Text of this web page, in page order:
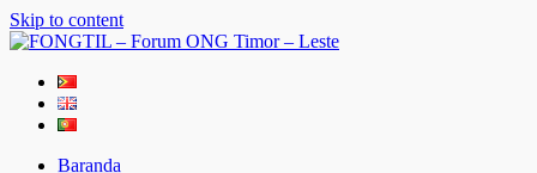
Skip to content
FONGTIL – Forum ONG Timor – Leste
Just another WordPress site
Baranda